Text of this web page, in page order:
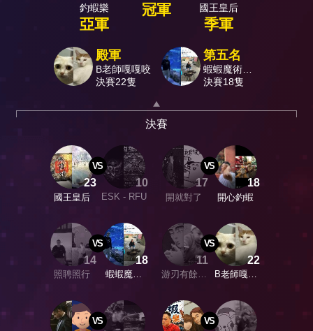
冠軍
釣蝦樂
亞軍
國王皇后
季軍
殿軍
B老師嘎嘎咬
決賽22隻
第五名
蝦蝦魔術
SHOW
決賽18隻
決賽
23
國王皇后
VS
10
ESK - RFU
17
開就對了
VS
18
開心釣蝦
14
照聘照行
VS
18
蝦蝦魔術
11
游刃有餘隊
VS
22
B老師嘎嘎
VS VS